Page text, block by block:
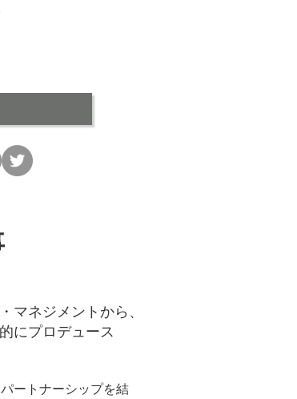
マネジメントから、
にプロデュース
ートナーシップを結